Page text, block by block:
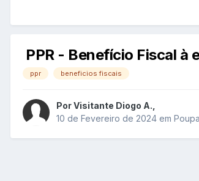
PPR - Benefício Fiscal à
ppr beneficios fiscais
PorVisitante Diogo A.
10 de Fevereiro de 2024 em